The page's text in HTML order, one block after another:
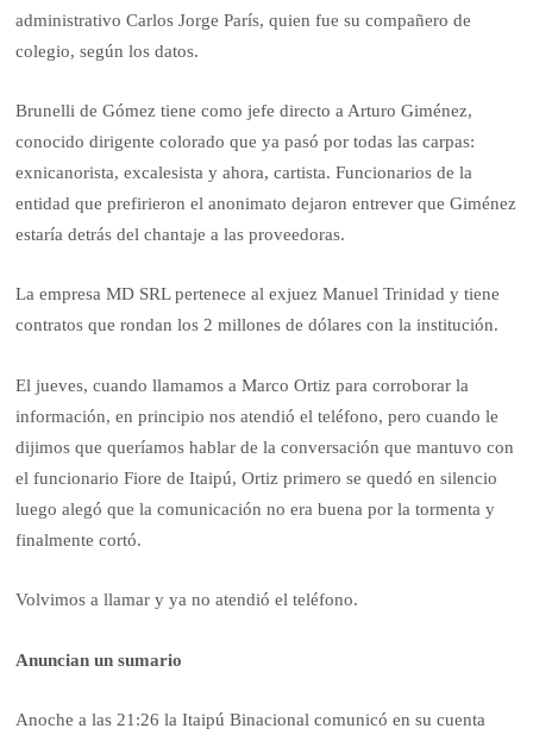
administrativo Carlos Jorge París, quien fue su compañero de
colegio, según los datos.
Brunelli de Gómez tiene como jefe directo a Arturo Giménez,
conocido dirigente colorado que ya pasó por todas las carpas:
exnicanorista, excalesista y ahora, cartista. Funcionarios de la
entidad que prefirieron el anonimato dejaron entrever que Giménez
estaría detrás del chantaje a las proveedoras.
La empresa MD SRL pertenece al exjuez Manuel Trinidad y tiene
contratos que rondan los 2 millones de dólares con la institución.
El jueves, cuando llamamos a Marco Ortiz para corroborar la
información, en principio nos atendió el teléfono, pero cuando le
dijimos que queríamos hablar de la conversación que mantuvo con
el funcionario Fiore de Itaipú, Ortiz primero se quedó en silencio
luego alegó que la comunicación no era buena por la tormenta y
finalmente cortó.
Volvimos a llamar y ya no atendió el teléfono.
Anuncian un sumario
Anoche a las 21:26 la Itaipú Binacional comunicó en su cuenta